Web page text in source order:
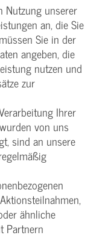
Nutzung unserer
an, die Sie
Sie in der
angeben, die
nutzen und
zur
Ihrer
von uns
sind an unsere
ähnliche
Partnern